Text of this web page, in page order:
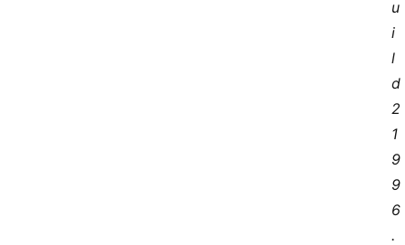
u
i
l
d
2
1
9
9
6
.